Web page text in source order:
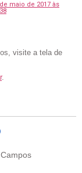
maio de 2017 às
visite a tela de
.
Campos